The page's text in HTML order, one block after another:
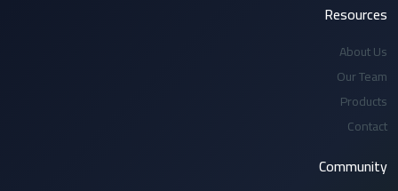
Resources
About Us
Our Team
Products
Contact
Community